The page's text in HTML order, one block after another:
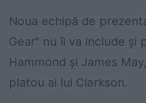
Noua echipă de
Gear" nu îi va include şi
Hammond şi James
platou ai lui Clarkson.